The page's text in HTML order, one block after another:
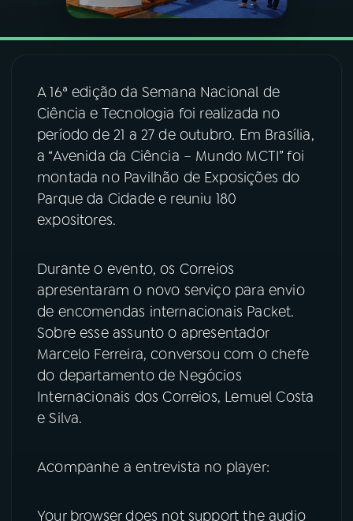
VIDEOCASTS
08FESTIVAL DE MÚSICA
ACOMPANHE A RÁDIO NACIONAL
YouTube Facebook
TikTok
A 16ª edição da Semana Nacional de
Ciência e Tecnologia foi realizada no
período de 21 a 27 de outubro. Em Brasília,
a “Avenida da Ciência – Mundo MCTI” foi
montada no Pavilhão de Exposições do
Parque da Cidade e reuniu 180
expositores.
Durante o evento, os Correios
apresentaram o novo serviço para envio
de encomendas internacionais Packet.
Sobre esse assunto o apresentador
Marcelo Ferreira, conversou com o chefe
do departamento de Negócios
Internacionais dos Correios, Lemuel Costa
e Silva.
Acompanhe a entrevista no player:
Your browser does not support the audio